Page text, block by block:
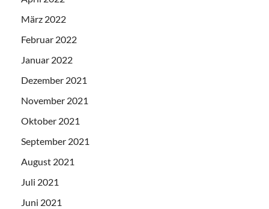
März 2022
Februar 2022
Januar 2022
Dezember 2021
November 2021
Oktober 2021
September 2021
August 2021
Juli 2021
Juni 2021